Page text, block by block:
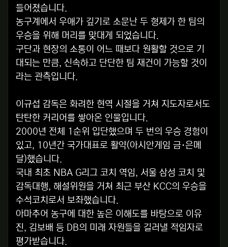
들어졌습니다.
농구계에서 우애가 깊기로 소문난 두 형제가 한 팀의
우승을 위해 머리를 맞대게 되었습니다.
구단과 현장의 소통이 어느 때보다 원활할 것으로 기
대되는 만큼, 신속하고 단단한 팀 재건이 가능할 것이
라는 관측입니다.
이규섭 감독은 화려한 현역 시절을 거쳐 지도자로서도
탄탄한 커리어를 쌓아온 인물입니다.
2000년 전체 1순위 입단했으며 두 번의 우승 경험이
있고, 10년간 국가대표로 활약(아시안게임 금·은메
달)했습니다.
국내 최초 NBA G리그 코치 역임, 서울 삼성 코치 및
감독대행, 해설위원을 거쳐 최근 부산 KCC의 우승을
수석코치로서 보좌했습니다.
아마추어 농구에 대한 높은 이해도를 바탕으로 이유
진, 김보배 등 DB의 미래 자원들을 길러낼 적임자로
평가받습니다.